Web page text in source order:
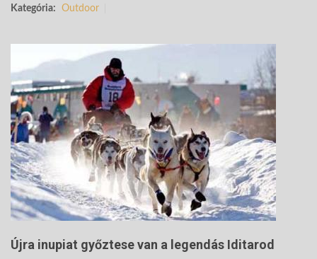
Kategória: Outdoor
Újra inupiat győztese van a legendás Iditarod